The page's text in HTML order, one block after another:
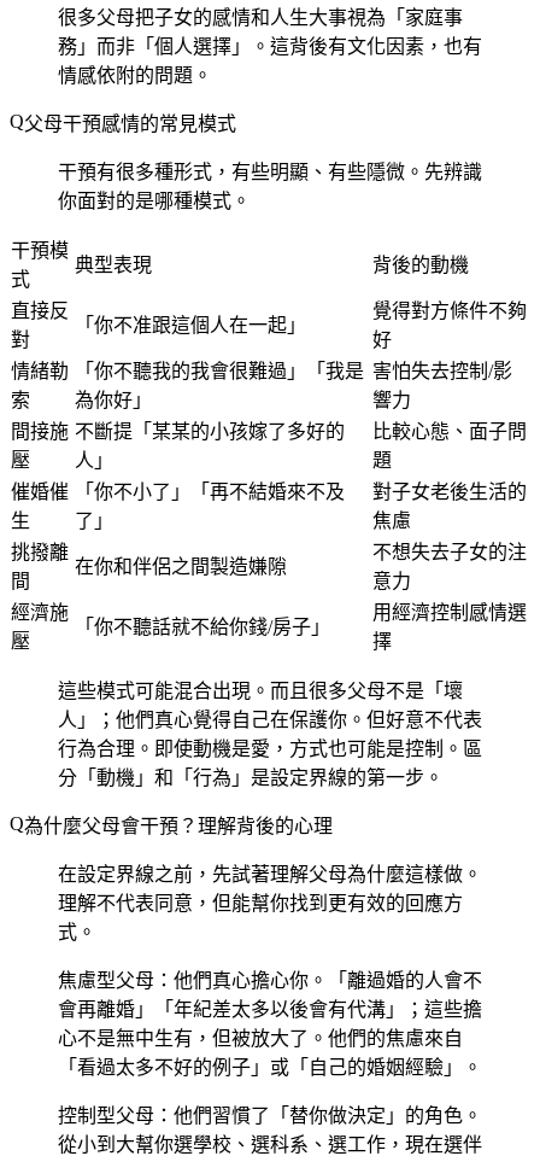
很多父母把子女的感情和人生大事視為「家庭事
務」而非「個人選擇」。這背後有文化因素，也有
情感依附的問題。
父母干預感情的常見模式
干預有很多種形式，有些明顯、有些隱微。先辨識
你面對的是哪種模式。
干預模
式
典型表現 背後的動機
直接反
對
「你不准跟這個人在一起」
覺得對方條件不夠
好
情緒勒
索
「你不聽我的我會很難過」「我是
為你好」
害怕失去控制/影
響力
間接施
壓
不斷提「某某的小孩嫁了多好的
人」
比較心態、面子問
題
催婚催
生
「你不小了」「再不結婚來不及
了」
對子女老後生活的
焦慮
挑撥離
間
在你和伴侶之間製造嫌隙
不想失去子女的注
意力
經濟施
壓
「你不聽話就不給你錢/房子」
用經濟控制感情選
擇
這些模式可能混合出現。而且很多父母不是「壞
人」；他們真心覺得自己在保護你。但好意不代表
行為合理。即使動機是愛，方式也可能是控制。區
分「動機」和「行為」是設定界線的第一步。
為什麼父母會干預？理解背後的心理
在設定界線之前，先試著理解父母為什麼這樣做。
理解不代表同意，但能幫你找到更有效的回應方
式。
焦慮型父母 ：他們真心擔心你。「離過婚的人會不
會再離婚」「年紀差太多以後會有代溝」；這些擔
心不是無中生有，但被放大了。他們的焦慮來自
「看過太多不好的例子」或「自己的婚姻經驗」。
控制型父母 ：他們習慣了「替你做決定」的角色。
從小到大幫你選學校、選科系、選工作，現在選伴